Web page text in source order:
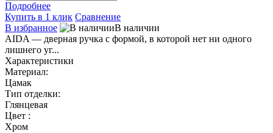
Подробнее
Купить в 1 клик Сравнение
В избранное
В наличии
AIDA — дверная ручка с формой, в которой нет ни одного
лишнего уг...
Характеристики
Материал:
Цамак
Тип отделки:
Глянцевая
Цвет :
Хром